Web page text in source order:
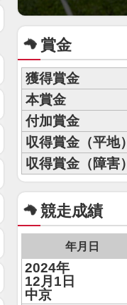
賞金
獲得賞金
本賞金
付加賞金
収得賞金（平地）
収得賞金（障害）
競走成績
年月日
2024年
12月1日
中京